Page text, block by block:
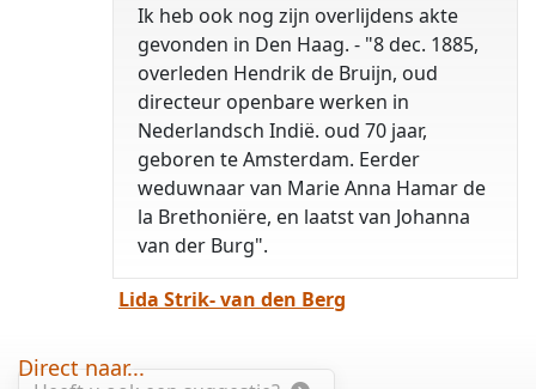
Ik heb ook nog zijn overlijdens akte
gevonden in Den Haag. - "8 dec. 1885,
overleden Hendrik de Bruijn, oud
directeur openbare werken in
Nederlandsch Indië. oud 70 jaar,
geboren te Amsterdam. Eerder
weduwnaar van Marie Anna Hamar de
la Brethoniëre, en laatst van Johanna
van der Burg".
Lida Strik- van den Berg
Direct naar...